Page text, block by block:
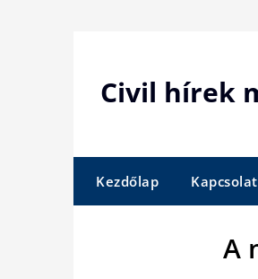
Civil hírek
Kezdőlap Kapcsolat
A